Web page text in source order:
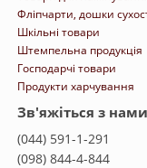
Фліпчарти, дошки
Шкільні товари
Штемпельна продукція
Господарчі товари
Продукти харчування
Зв'яжіться з нами
(044) 591-1-291
(098) 844-4-844